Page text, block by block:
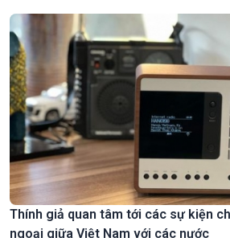
Thính giả quan tâm tới các sự kiện
ngoại giữa Việt Nam với các nước